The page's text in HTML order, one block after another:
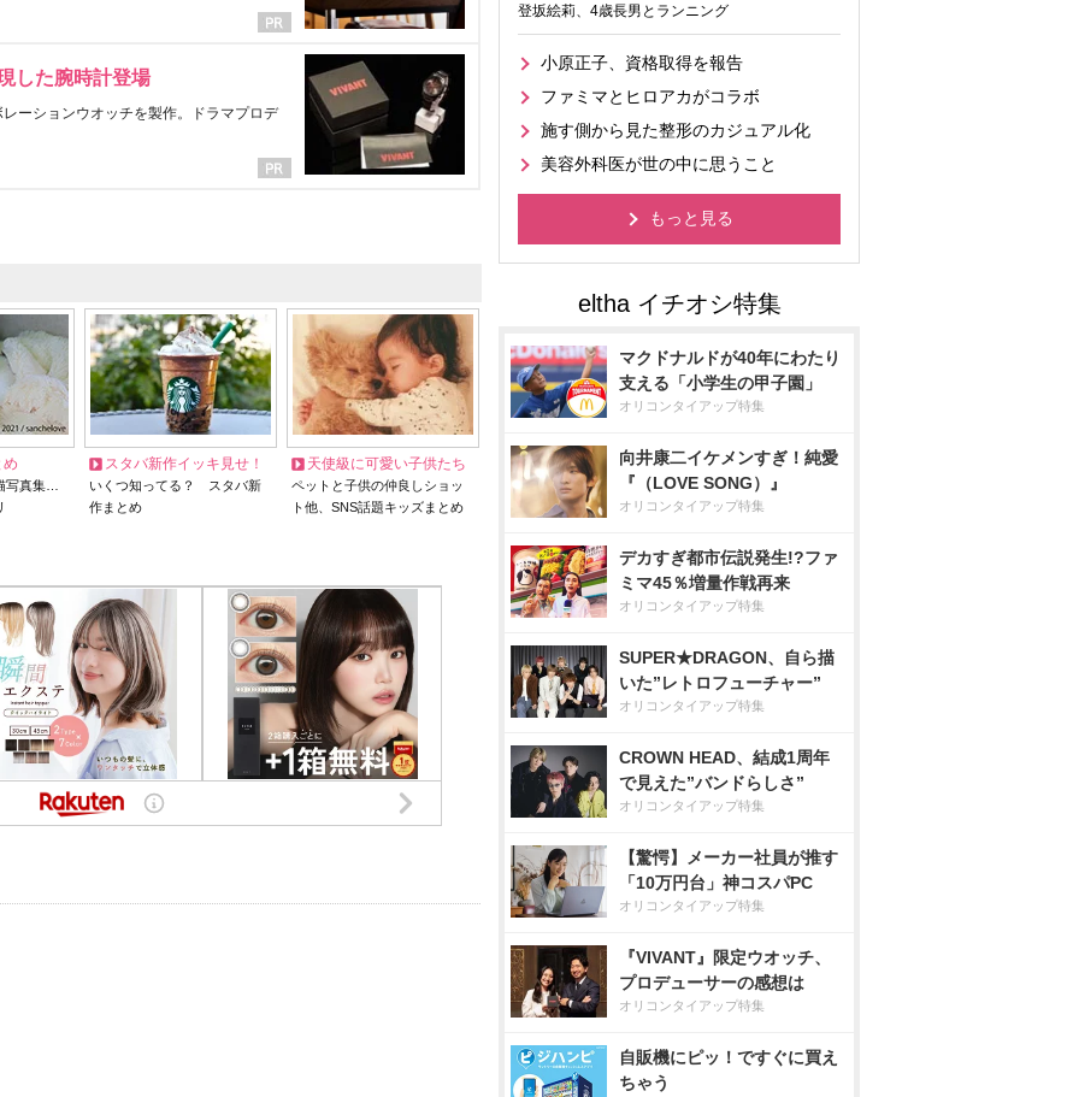
した腕時計登場
ーションウオッチを製作。ドラマプロデ
め
写真集…
スタバ新作イッキ見せ！
いくつ知ってる？ スタバ新
作まとめ
天使級に可愛い子供たち
ペットと子供の仲良しショッ
ト他、SNS話題キッズまとめ
登坂絵莉、4歳長男とランニング
小原正子、資格取得を報告
ファミマとヒロアカがコラボ
施す側から見た整形のカジュアル化
美容外科医が世の中に思うこと
もっと見る
マクドナルドが40年にわたり
支える「小学生の甲子園」
オリコンタイアップ特集
向井康二イケメンすぎ！純愛
『（LOVE SONG）』
オリコンタイアップ特集
デカすぎ都市伝説発生!?ファ
ミマ45％増量作戦再来
オリコンタイアップ特集
SUPER★DRAGON、自ら描
いた”レトロフューチャー”
オリコンタイアップ特集
CROWN HEAD、結成1周年
で見えた”バンドらしさ”
オリコンタイアップ特集
【驚愕】メーカー社員が推す
「10万円台」神コスパPC
オリコンタイアップ特集
『VIVANT』限定ウオッチ、
プロデューサーの感想は
オリコンタイアップ特集
自販機にピッ！ですぐに買え
ちゃう